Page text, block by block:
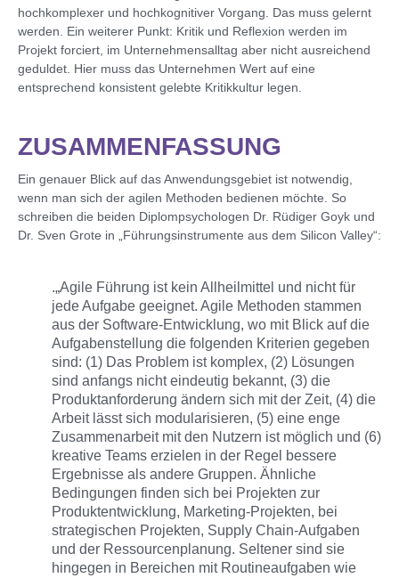
hochkomplexer und hochkognitiver Vorgang. Das muss gelernt
werden. Ein weiterer Punkt: Kritik und Reflexion werden im
Projekt forciert, im Unternehmensalltag aber nicht ausreichend
geduldet. Hier muss das Unternehmen Wert auf eine
entsprechend konsistent gelebte Kritikkultur legen.
ZUSAMMENFASSUNG
Ein genauer Blick auf das Anwendungsgebiet ist notwendig,
wenn man sich der agilen Methoden bedienen möchte. So
schreiben die beiden Diplompsychologen Dr. Rüdiger Goyk und
Dr. Sven Grote in „Führungsinstrumente aus dem Silicon Valley“:
.„Agile Führung ist kein Allheilmittel und nicht für
jede Aufgabe geeignet. Agile Methoden stammen
aus der Software-Entwicklung, wo mit Blick auf die
Aufgabenstellung die folgenden Kriterien gegeben
sind: (1) Das Problem ist komplex, (2) Lösungen
sind anfangs nicht eindeutig bekannt, (3) die
Produktanforderung ändern sich mit der Zeit, (4) die
Arbeit lässt sich modularisieren, (5) eine enge
Zusammenarbeit mit den Nutzern ist möglich und (6)
kreative Teams erzielen in der Regel bessere
Ergebnisse als andere Gruppen. Ähnliche
Bedingungen finden sich bei Projekten zur
Produktentwicklung, Marketing-Projekten, bei
strategischen Projekten, Supply Chain-Aufgaben
und der Ressourcenplanung. Seltener sind sie
hingegen in Bereichen mit Routineaufgaben wie